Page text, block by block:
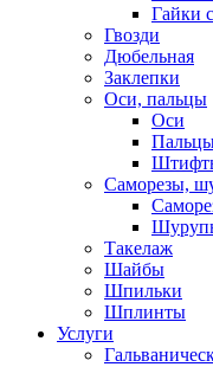
Гайки
Гвозди
Дюбельная
Заклепки
Оси, пальцы
Оси
Саморезы,
Такелаж
Шайбы
Шпильки
Шплинты
Услуги